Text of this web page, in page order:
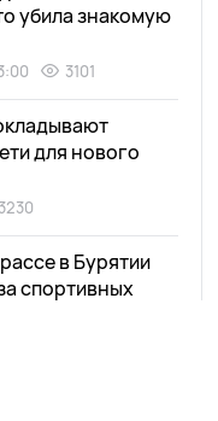
убила знакомую
3101
для нового
3230
в Бурятии
спортивных